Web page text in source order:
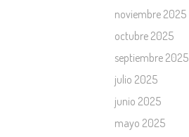
noviembre 2025
octubre 2025
septiembre 2025
julio 2025
junio 2025
mayo 2025